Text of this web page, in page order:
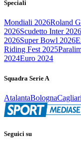
Speciali
Mondiali 2026Roland
2026Scudetto Inter 2026
2026Super Bowl 2026
Riding Fest 2025
2024Euro 2024
Squadra Serie A
AtalantaBolognaCagliari
Seguici su